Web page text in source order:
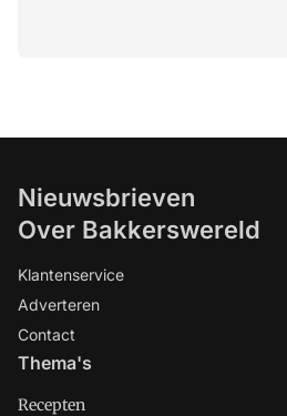
Nieuwsbrieven
Over Bakkerswereld
Klantenservice
Adverteren
Contact
Thema's
Recepten